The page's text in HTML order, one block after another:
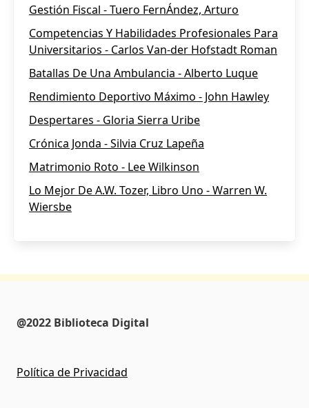
Gestión Fiscal - Tuero FernÁndez, Arturo
Competencias Y Habilidades Profesionales Para
Universitarios - Carlos Van-der Hofstadt Roman
Batallas De Una Ambulancia - Alberto Luque
Rendimiento Deportivo Máximo - John Hawley
Despertares - Gloria Sierra Uribe
Crónica Jonda - Silvia Cruz Lapeña
Matrimonio Roto - Lee Wilkinson
Lo Mejor De A.W. Tozer, Libro Uno - Warren W.
Wiersbe
@2022 Biblioteca Digital
Política de Privacidad